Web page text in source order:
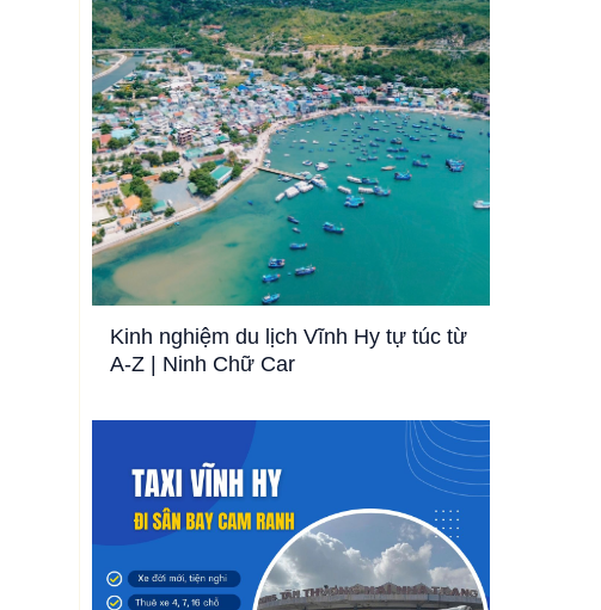
Kinh nghiệm du lịch Vĩnh Hy tự túc từ
A-Z | Ninh Chữ Car